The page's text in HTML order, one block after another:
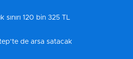
sınırı 120 bin 325 TL
de arsa satacak